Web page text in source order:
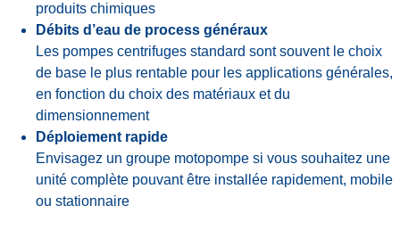
produits chimiques
Débits d’eau de process généraux
Les pompes centrifuges standard sont souvent le choix
de base le plus rentable pour les applications générales,
en fonction du choix des matériaux et du
dimensionnement
Déploiement rapide
Envisagez un groupe motopompe si vous souhaitez une
unité complète pouvant être installée rapidement, mobile
ou stationnaire